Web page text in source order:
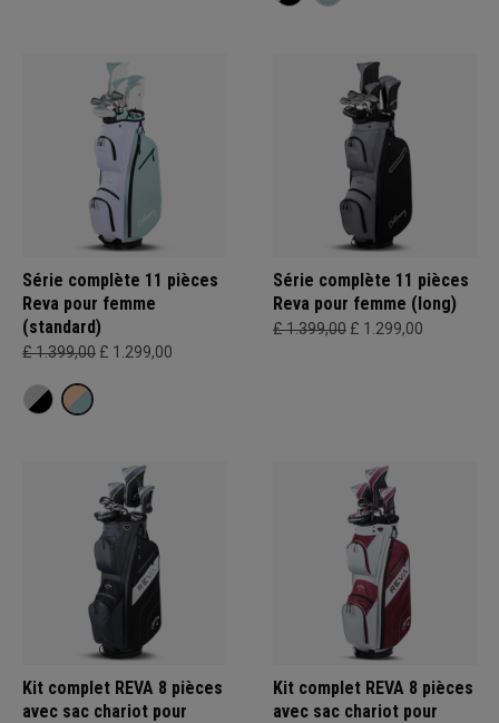
Série complète 11 pièces
Reva pour femme
(standard)
£ 1.399,00 £ 1.299,00
Série complète 11 pièces
Reva pour femme (long)
£ 1.399,00 £ 1.299,00
Kit complet REVA 8 pièces
avec sac chariot pour
Kit complet REVA 8 pièces
avec sac chariot pour